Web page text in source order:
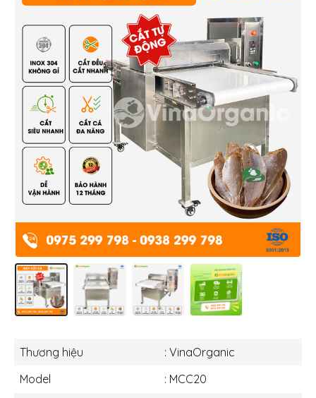
Thương hiệu
: VinaOrganic
Model
: MCC20